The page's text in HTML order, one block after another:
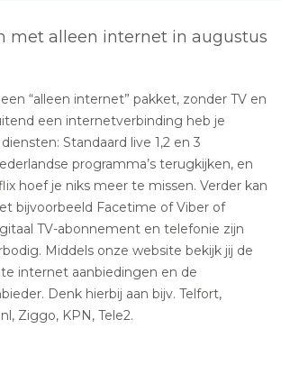
met alleen internet in augustus
“alleen internet” pakket, zonder TV en
een internetverbinding heb je
Standaard live 1,2 en 3
programma’s terugkijken, en
hoef je niks meer te missen. Verder kan
bijvoorbeeld Facetime of Viber of
TV-abonnement en telefonie zijn
Middels onze website bekijk jij de
internet aanbiedingen en de
Denk hierbij aan bijv. Telfort,
Ziggo, KPN, Tele2.